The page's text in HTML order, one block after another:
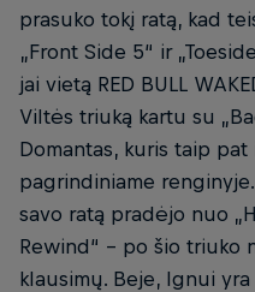
prasuko tokį ratą, kad
„Front Side 5“ ir
jai vietą RED BULL
Viltės triuką kartu su
Domantas, kuris taip pat
pagrindiniame
savo ratą pradėjo nuo
Rewind“ – po šio triuko
klausimų. Beje, Ignui